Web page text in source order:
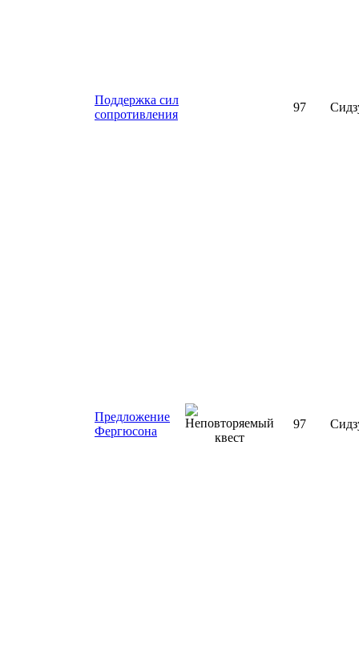
Поддержка сил
сопротивления
97
Предложение
Фергюсона
97